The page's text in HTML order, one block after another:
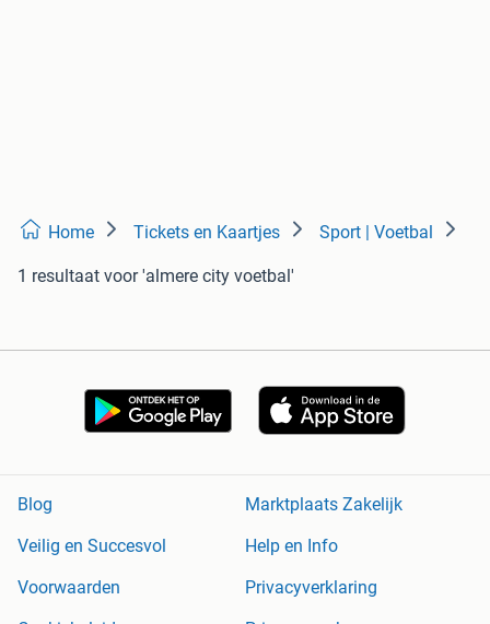
Home Tickets en Kaartjes Sport | Voetbal
1 resultaat voor 'almere city voetbal'
Blog
Marktplaats Zakelijk
Veilig en Succesvol
Help en Info
Voorwaarden
Privacyverklaring